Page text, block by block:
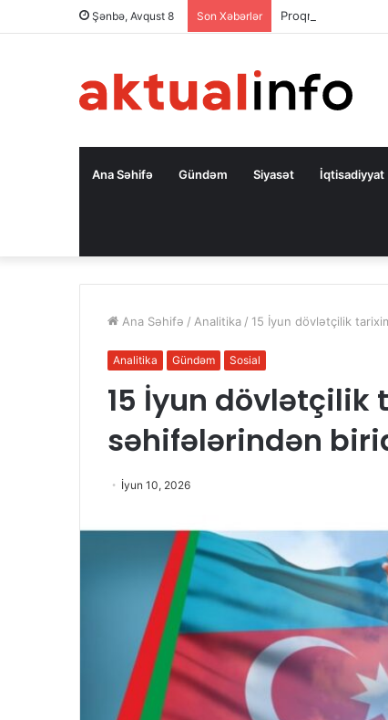
Şənbə, Avqust 8 Son Xəbərlər Proqram
Ana Səhifə Gündəm Siyasət İqtisadiyyat
Ana Səhifə / Analitika / 15 İyun dövlətçilik
Analitika Gündəm Sosial
15 İyun dövlətçilik
səhifələrindən
İyun 10, 2026